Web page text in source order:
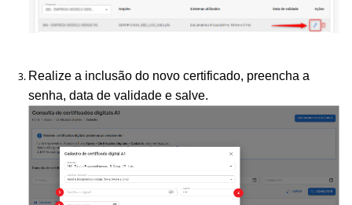
Realize a inclusão do novo certificado, preencha a
senha, data de validade e salve.